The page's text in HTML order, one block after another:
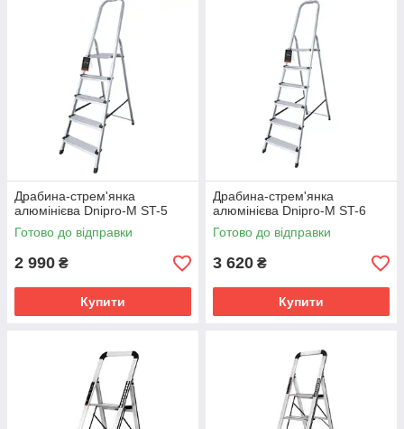
Драбина-стрем'янка
алюмінієва Dnipro-M ST-5
Готово до відправки
2 990 ₴
Купити
Драбина-стрем'янка
алюмінієва Dnipro-M ST-6
Готово до відправки
3 620 ₴
Купити